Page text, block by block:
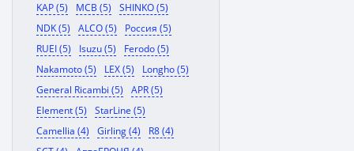
KAP (5)
MCB (5)
SHINKO (5)
NDK (5)
ALCO (5)
Россия (5)
RUEI (5)
Isuzu (5)
Ferodo (5)
Nakamoto (5)
LEX (5)
Longho (5)
General Ricambi (5)
APR (5)
Element (5)
StarLine (5)
Camellia (4)
Girling (4)
R8 (4)